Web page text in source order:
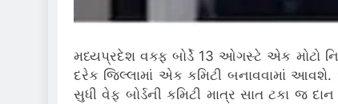
મધ્યપ્રદેશ વક્ફ બોર્ડે 13 ઓગસ્ટે એક મોટો
દરેક જિલ્લામાં એક કમિટી બનાવવામાં
સુધી વેફ બોર્ડની કમિટી માત્ર સાત ટકા જ